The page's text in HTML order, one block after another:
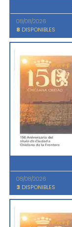
08/08/2026
8 DISPONIBLES
08/08/2026
3 DISPONIBLES